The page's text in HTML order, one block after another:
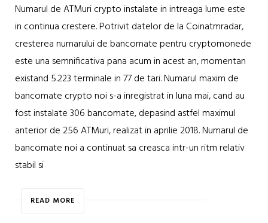
Numarul de ATMuri crypto instalate in intreaga lume este
in continua crestere. Potrivit datelor de la Coinatmradar,
cresterea numarului de bancomate pentru cryptomonede
este una semnificativa pana acum in acest an, momentan
existand 5.223 terminale in 77 de tari. Numarul maxim de
bancomate crypto noi s-a inregistrat in luna mai, cand au
fost instalate 306 bancomate, depasind astfel maximul
anterior de 256 ATMuri, realizat in aprilie 2018. Numarul de
bancomate noi a continuat sa creasca intr-un ritm relativ
stabil si
READ MORE